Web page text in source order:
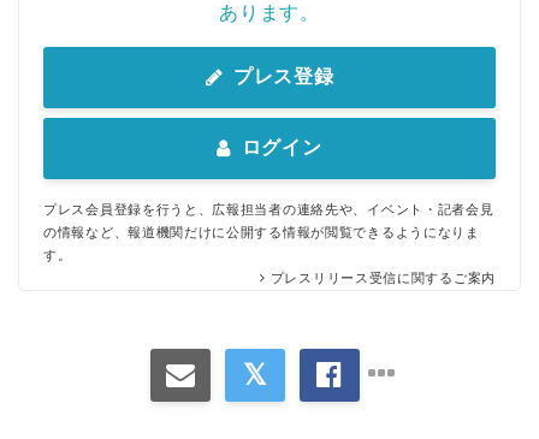
あります。
プレス登録
ログイン
プレス会員登録を行うと、広報担当者の連絡先や、イベント・記者会見
の情報など、報道機関だけに公開する情報が閲覧できるようになりま
す。
プレスリリース受信に関するご案内